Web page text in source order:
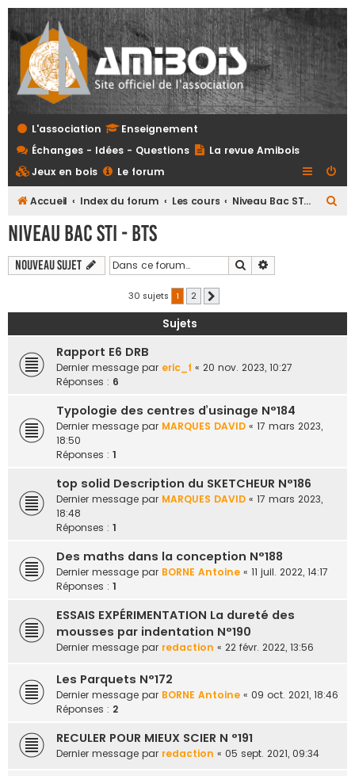
L'association
Enseignement
Échanges - Idées - Questions
La revue Amibois
Jeux en bois
Le forum
Accueil Index du forum Les cours Niveau Bac STI - BTS
Niveau Bac STI - BTS
Nouveau sujet Rechercher
30 sujets 1 2
Sujets
Rapport E6 DRB
Dernier message par eric_f « 20 nov. 2023, 10:27
Réponses : 6
Typologie des centres d’usinage N°184
Dernier message par MARQUES DAVID « 17 mars 2023,
18:50
Réponses : 1
top solid Description du SKETCHEUR N°186
Dernier message par MARQUES DAVID « 17 mars 2023,
18:48
Réponses : 1
Des maths dans la conception N°188
Dernier message par BORNE Antoine « 11 juil. 2022, 14:17
Réponses : 1
ESSAIS EXPÉRIMENTATION La dureté des
mousses par indentation N°190
Dernier message par redaction « 22 févr. 2022, 13:56
Les Parquets N°172
Dernier message par BORNE Antoine « 09 oct. 2021, 18:46
Réponses : 2
RECULER POUR MIEUX SCIER N °191
Dernier message par redaction « 05 sept. 2021, 09:34